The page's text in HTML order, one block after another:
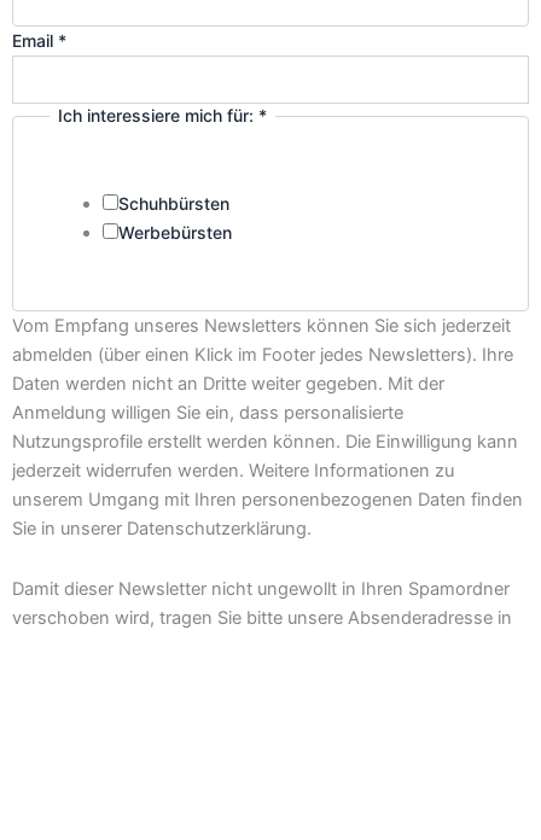
Email *
Ich interessiere mich für: *
Schuhbürsten
Werbebürsten
Vom Empfang unseres Newsletters können Sie sich jederzeit
abmelden (über einen Klick im Footer jedes Newsletters). Ihre
Daten werden nicht an Dritte weiter gegeben. Mit der
Anmeldung willigen Sie ein, dass personalisierte
Nutzungsprofile erstellt werden können. Die Einwilligung kann
jederzeit widerrufen werden. Weitere Informationen zu
unserem Umgang mit Ihren personenbezogenen Daten finden
Sie in unserer Datenschutzerklärung.
Damit dieser Newsletter nicht ungewollt in Ihren Spamordner
verschoben wird, tragen Sie bitte unsere Absenderadresse in